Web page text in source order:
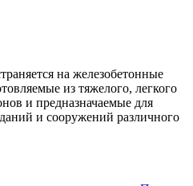
на железобетонные
из тяжелого, легкого
и предназначаемые для
и сооружений различного